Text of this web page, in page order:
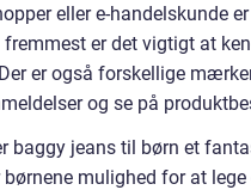
eller e-handelskunde
fremmest er det vigtigt at
er også forskellige
og se på
baggy jeans til børn et
mulighed for at